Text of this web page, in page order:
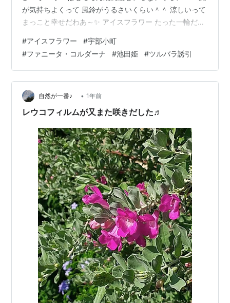
が気持ちよくって 風鈴がうるさいくらい＾＾ 涼しいって
まっこと幸せだわあ～✨ アイスフラワー たった一輪だけ
ースで蕾をつけてくれる✨ 蕾 9月1６日 9月1７日 18日 と
ゆう感じで 7分咲きくらいまでは 日に日に開いてきてき
れい♡ と楽しんでいたのに 今日見たら いっきに開きき
っていた＞＜ 9月19日 暑いせいか めっちゃ開花速度が早
い＞＜ きれいな開花を撮る前に もう全開を…
#アイスフラワー #宇部小町
#ファニータ・コルダーナ #池田姫 #ツルバラ誘引
自然が一番♪ • 1年前
レウコフィルムが又また咲きだした♬